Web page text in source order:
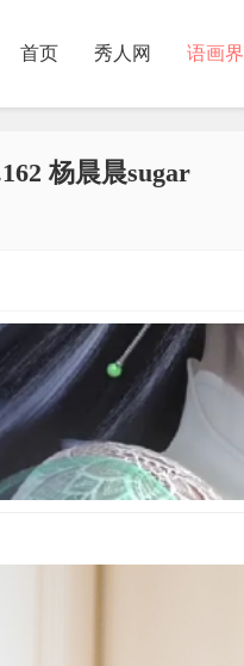
首页 秀人网 语画界
杨晨晨sugar